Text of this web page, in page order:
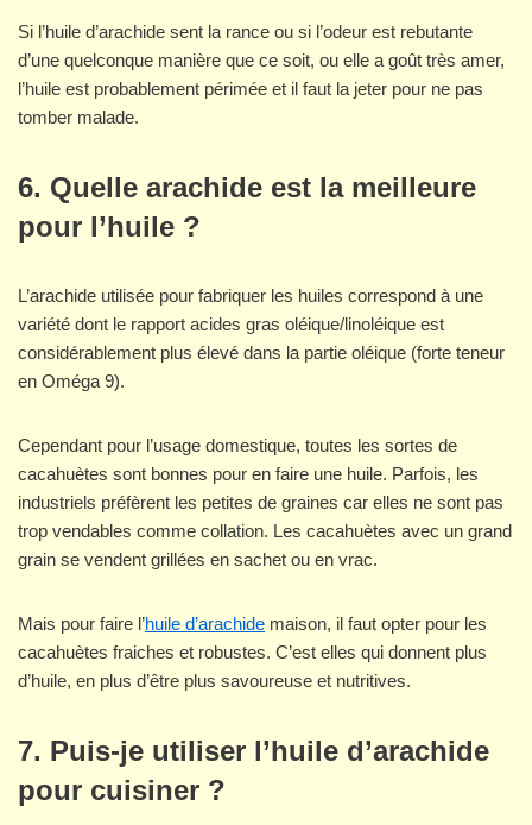
Si l’huile d’arachide sent la rance ou si l’odeur est rebutante
d’une quelconque manière que ce soit, ou elle a goût très amer,
l’huile est probablement périmée et il faut la jeter pour ne pas
tomber malade.
6. Quelle arachide est la meilleure
pour l’huile ?
L’arachide utilisée pour fabriquer les huiles correspond à une
variété dont le rapport acides gras oléique/linoléique est
considérablement plus élevé dans la partie oléique (forte teneur
en Oméga 9).
Cependant pour l’usage domestique, toutes les sortes de
cacahuètes sont bonnes pour en faire une huile. Parfois, les
industriels préfèrent les petites de graines car elles ne sont pas
trop vendables comme collation. Les cacahuètes avec un grand
grain se vendent grillées en sachet ou en vrac.
Mais pour faire l’huile d’arachide maison, il faut opter pour les
cacahuètes fraiches et robustes. C’est elles qui donnent plus
d’huile, en plus d’être plus savoureuse et nutritives.
7. Puis-je utiliser l’huile d’arachide
pour cuisiner ?